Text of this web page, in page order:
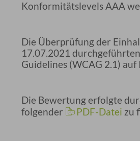
Konformitätslevels AAA
Die Überprüfung der
17.07.2021
Guidelines (WCAG 2.1)
Die Bewertung erfolgte
folgender
PDF-Datei zu